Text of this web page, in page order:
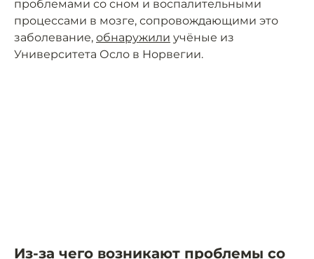
проблемами со сном и воспалительными
процессами в мозге, сопровождающими это
заболевание, обнаружили учёные из
Университета Осло в Норвегии.
Из-за чего возникают проблемы со